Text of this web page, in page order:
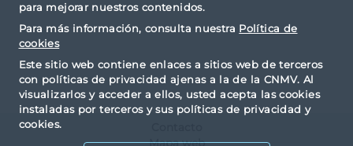
para mejorar nuestros contenidos.
Para más información, consulta nuestra Política de
cookies
Este sitio web contiene enlaces a sitios web de terceros
con políticas de privacidad ajenas a la de la CNMV. Al
visualizarlos y acceder a ellos, usted acepta las cookies
instaladas por terceros y sus políticas de privacidad y
cookies.
Mapa web